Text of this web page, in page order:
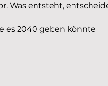
Was entsteht,
es 2040 geben könnte